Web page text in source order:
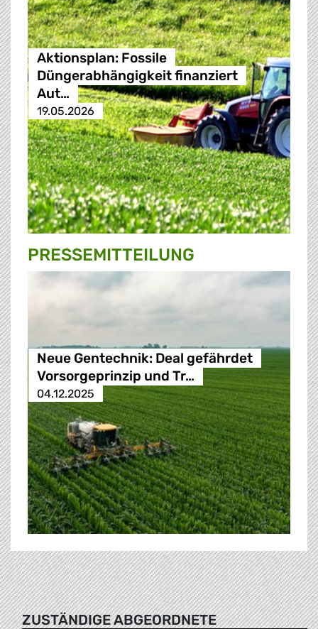
Aktionsplan: Fossile
Düngerabhängigkeit finanziert
Aut…
19.05.2026
PRESSE­MITTEILUNG
Neue Gentechnik: Deal gefährdet
Vorsorgeprinzip und Tr…
04.12.2025
ZUSTÄNDIGE ABGEORDNETE